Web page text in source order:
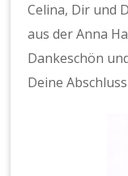
Celina, Dir und
aus der Anna
Dankeschön
Deine